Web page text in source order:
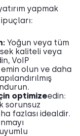
yapmak
Yoğun veya tüm
kaliteli veya
VoIP
olun ve daha
optimizeedin:
sorunsuz
fazlası idealdir.
uyumlu